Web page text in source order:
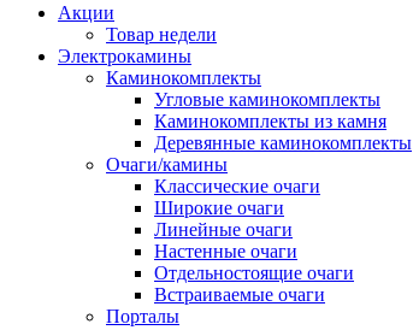
Акции
Товар недели
Электрокамины
Каминокомплекты
Угловые каминокомплекты
Каминокомплекты из камня
Деревянные каминокомплекты
Очаги/камины
Классические очаги
Широкие очаги
Линейные очаги
Настенные очаги
Отдельностоящие очаги
Встраиваемые очаги
Порталы